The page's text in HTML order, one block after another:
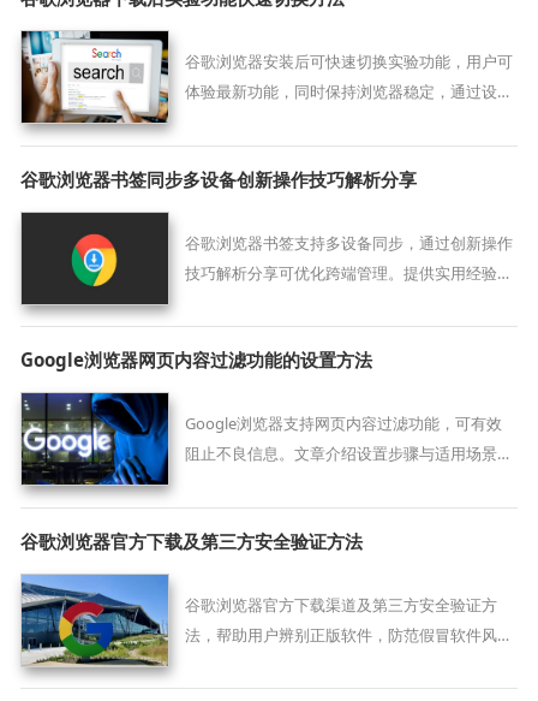
谷歌浏览器安装后可快速切换实验功能，用户可
体验最新功能，同时保持浏览器稳定，通过设置
谷歌浏览器书签同步多设备创新操作技巧解析分享
谷歌浏览器书签支持多设备同步，通过创新操作
技巧解析分享可优化跨端管理。提供实用经验，
Google浏览器网页内容过滤功能的设置方法
Google浏览器支持网页内容过滤功能，可有效
阻止不良信息。文章介绍设置步骤与适用场景，
谷歌浏览器官方下载及第三方安全验证方法
谷歌浏览器官方下载渠道及第三方安全验证方
法，帮助用户辨别正版软件，防范假冒软件风